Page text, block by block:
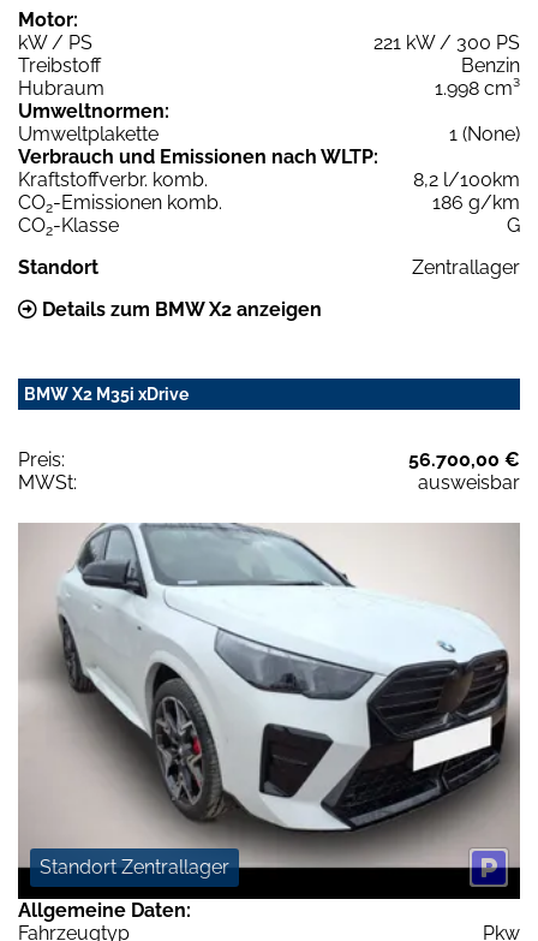
Motor:
kW / PS
221 kW / 300 PS
Treibstoff
Benzin
Hubraum
1.998 cm³
Umweltnormen:
Umweltplakette
1 (None)
Verbrauch und Emissionen nach WLTP:
Kraftstoffverbr. komb.
8,2 l/100km
CO2-Emissionen komb.
186 g/km
CO2-Klasse
G
Standort
Zentrallager
Details zum BMW X2 anzeigen
BMW X2 M35i xDrive
Preis:
56.700,00 €
MWSt:
ausweisbar
Standort Zentrallager
Allgemeine Daten:
Fahrzeugtyp
Pkw